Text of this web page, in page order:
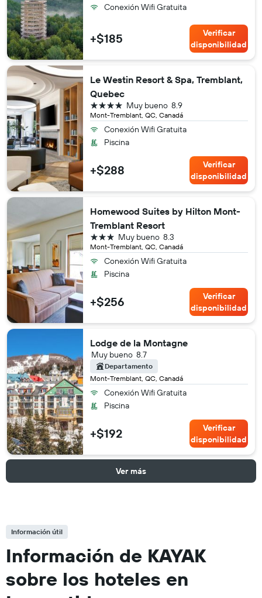
Conexión Wifi Gratuita
+$185
Verificar
disponibilidad
Le Westin Resort & Spa, Tremblant,
Quebec
Mont-Tremblant, QC, Canadá
8.9
Muy bueno
4 estrellas
Conexión Wifi Gratuita
Piscina
+$288
Verificar
disponibilidad
Homewood Suites by Hilton Mont-
Tremblant Resort
Mont-Tremblant, QC, Canadá
8.3
Muy bueno
3 estrellas
Conexión Wifi Gratuita
Piscina
+$256
Verificar
disponibilidad
Lodge de la Montagne
Mont-Tremblant, QC, Canadá
8.7
Muy bueno
Departamento
Conexión Wifi Gratuita
Piscina
+$192
Verificar
disponibilidad
Ver más
Información útil
Información de KAYAK
sobre los hoteles en